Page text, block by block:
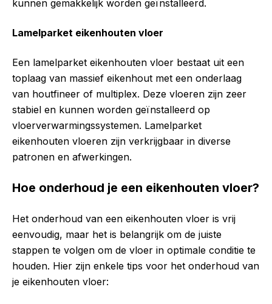
kunnen gemakkelijk worden geïnstalleerd.
Lamelparket eikenhouten vloer
Een lamelparket eikenhouten vloer bestaat uit een
toplaag van massief eikenhout met een onderlaag
van houtfineer of multiplex. Deze vloeren zijn zeer
stabiel en kunnen worden geïnstalleerd op
vloerverwarmingssystemen. Lamelparket
eikenhouten vloeren zijn verkrijgbaar in diverse
patronen en afwerkingen.
Hoe onderhoud je een eikenhouten vloer?
Het onderhoud van een eikenhouten vloer is vrij
eenvoudig, maar het is belangrijk om de juiste
stappen te volgen om de vloer in optimale conditie te
houden. Hier zijn enkele tips voor het onderhoud van
je eikenhouten vloer: